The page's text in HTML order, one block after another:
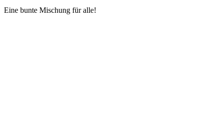
Eine bunte Mischung für alle!